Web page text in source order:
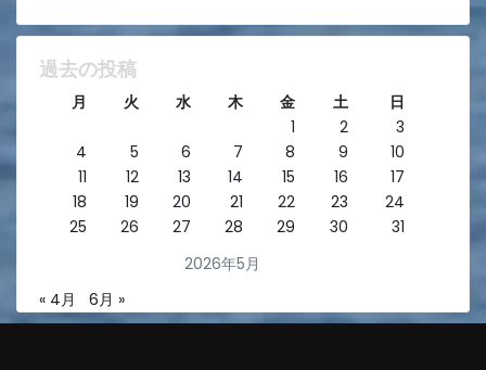
過去の投稿
2026年5月
月 火 水 木 金 土
日
1
2
3
4
5 6 7 8 9
10
11
12 13 14 15 16
17
18
19 20 21 22 23
24
25
26 27 28 29 30 31
« 4月 6月 »